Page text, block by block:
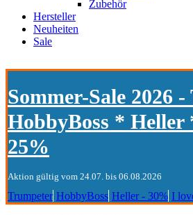
Zubehör
Hersteller
Neuheiten
Sale
Sommer-Sale 2026
HobbyBoss *
25%
Aktion gültig vom 24.07. bis 06.08.2026
Trumpeter HobbyBoss Heller - 30% I